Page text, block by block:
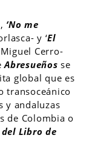
‘No me
y ‘El
Cerro-
Abresueños se
global que es
transoceánico
y andaluzas
de Colombia o
Libro de